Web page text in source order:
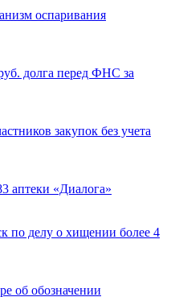
оспаривания
долга перед ФНС за
закупок без учета
аптеки «Диалога»
по делу о хищении более 4
об обозначении